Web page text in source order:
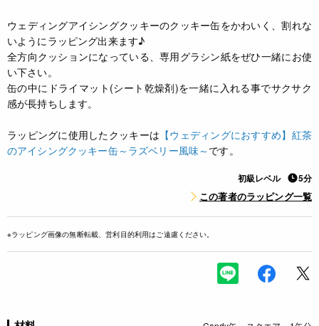
ウェディングアイシングクッキーのクッキー缶をかわいく、割れな
いようにラッピング出来ます♪
全方向クッションになっている、専用グラシン紙をぜひ一緒にお使
い下さい。
缶の中にドライマット(シート乾燥剤)を一緒に入れる事でサクサク
感が長持ちします。
ラッピングに使用したクッキーは 【ウェディングにおすすめ】紅茶
のアイシングクッキー缶～ラズベリー風味～ です。
初級レベル 5分
この著者のラッピング一覧
※ラッピング画像の無断転載、営利目的利用はご遠慮ください。